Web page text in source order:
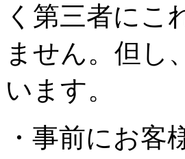
く第三者にこ
ません。但し
います。
・事前にお客